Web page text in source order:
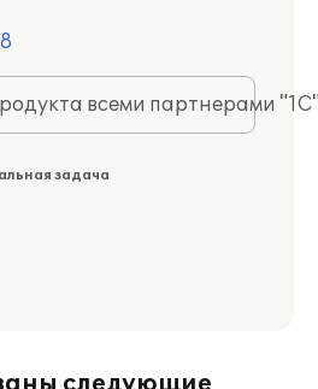
всеми партнерами
задача